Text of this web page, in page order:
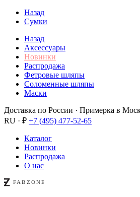
Назад
Сумки
Назад
Аксессуары
Новинки
Распродажа
Фетровые шляпы
Соломенные шляпы
Маски
Доставка по России · Примерка в
RU · ₽ +7 (495) 477-52-65
Каталог
Новинки
Распродажа
О нас